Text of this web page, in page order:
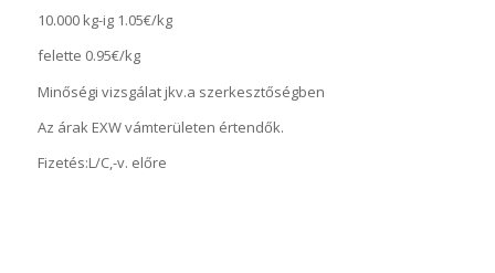
10.000 kg-ig 1.05€/kg
felette 0.95€/kg
Minőségi vizsgálat jkv.a szerkesztőségben
Az árak EXW vámterületen értendők.
Fizetés:L/C,-v. előre